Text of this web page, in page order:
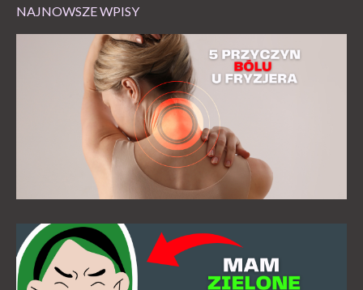
NAJNOWSZE WPISY